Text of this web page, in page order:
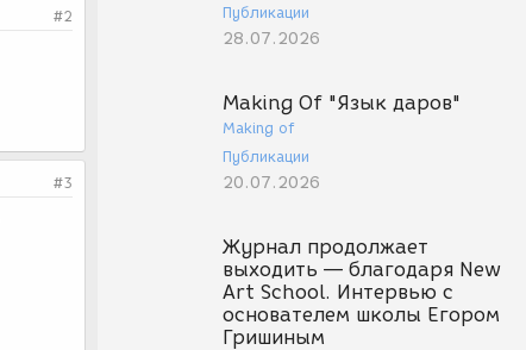
Публикации
28.07.2026
Making Of "Язык даров"
Making of
Публикации
20.07.2026
Журнал продолжает
выходить — благодаря New
Art School. Интервью с
основателем школы Егором
Гришиным
#2
#3